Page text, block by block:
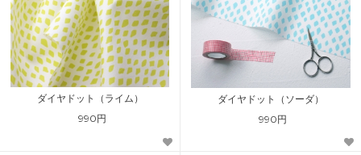
ダイヤドット（ライム）
990円
ダイヤドット（ソーダ）
990円